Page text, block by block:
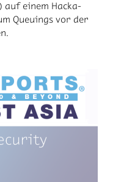
auf ei­nem Hacka­
Queu­ings vor der